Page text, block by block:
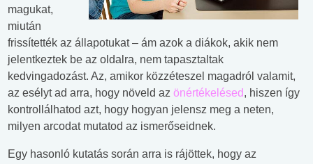
magukat,
miután
frissítették az állapotukat – ám azok a diákok, akik nem
jelentkeztek be az oldalra, nem tapasztaltak
kedvingadozást. Az, amikor közzéteszel magadról valamit,
az esélyt ad arra, hogy növeld az önértékelésed, hiszen így
kontrollálhatod azt, hogy hogyan jelensz meg a neten,
milyen arcodat mutatod az ismerőseidnek.
Egy hasonló kutatás során arra is rájöttek, hogy az